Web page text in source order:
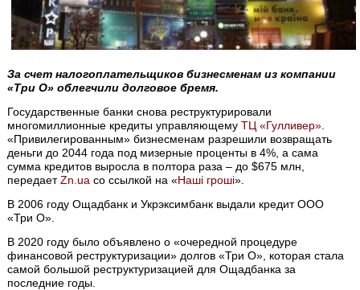
За счет налогоплательщиков бизнесменам из компании
«Три О» облегчили долговое бремя.
Государственные банки снова реструктурировали
многомиллионные кредиты управляющемуТЦ «Гулливер»
«Привилегированным» бизнесменам разрешили возвращать
деньги до 2044 года под мизерные проценты в 4%, а сама
сумма кредитов выросла в полтора раза – до $675 млн,
передаетZn.ua со ссылкой на «Наші гроші».
В 2006 году Ощадбанк и Укрэксимбанк выдали кредит ООО
«Три О».
В 2020 году было объявлено о «очередной процедуре
финансовой реструктуризации» долгов «Три О», которая стала
самой большой реструктуризацией для Ощадбанка за
последние годы.